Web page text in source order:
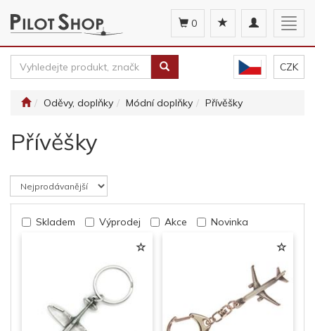
Toggle
navigation
0
CZK
Oděvy, doplňky Módní doplňky Přívěšky
Přívěšky
Skladem Výprodej Akce Novinka